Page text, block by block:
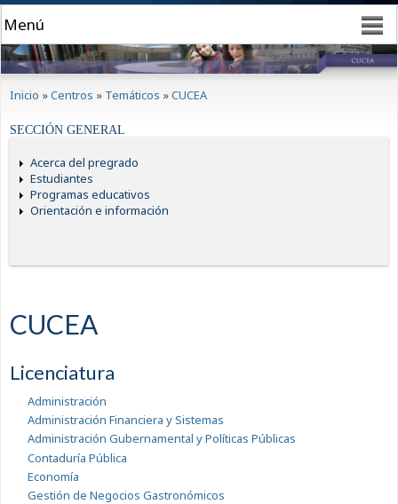
Inicio »Centros » Temáticos »CUCEA
SECCIÓN GENERAL
Acerca del pregrado
Estudiantes
Programas educativos
Orientación e información
CUCEA
Licenciatura
Administración
Administración Financiera y Sistemas
Administración Gubernamental y Políticas Públicas
Contaduría Pública
Economía
Gestión de Negocios Gastronómicos